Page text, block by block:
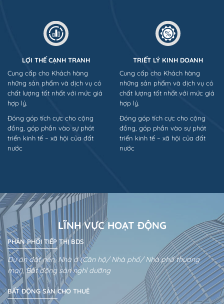
LỢI THẾ CẠNH TRANH
Cung cấp cho Khách hàng
những sản phẩm và dịch vụ có
chất lượng tốt nhất với mức giá
hợp lý.
Đóng góp tích cực cho cộng
đồng, góp phần vào sự phát
triển kinh tế – xã hội của đất
nước
TRIẾT LÝ KINH DOANH
Cung cấp cho Khách hàng
những sản phẩm và dịch vụ có
chất lượng tốt nhất với mức giá
hợp lý.
Đóng góp tích cực cho cộng
đồng, góp phần vào sự phát
triển kinh tế – xã hội của đất
nước
LĨNH VỰC HOẠT ĐỘNG
PHÂN PHỐI TIẾP THỊ BDS
Dự án đất nền, Nhà ở (Căn hộ/ Nhà phố/ Nhà phố thương
mại), Bất động sản nghỉ dưỡng
BẤT ĐỘNG SẢN CHO THUÊ